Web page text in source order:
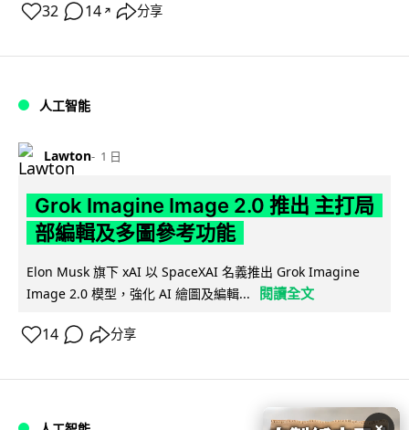
32 14 ↗ 分享
人工智能
Lawton 1 日
Grok Imagine Image 2.0 推出 主打局
部編輯及多圖參考功能
Elon Musk 旗下 xAI 以 SpaceXAI 名義推出 Grok Imagine
Image 2.0 模型，強化 AI 繪圖及編輯...
閱讀全文
14 分享